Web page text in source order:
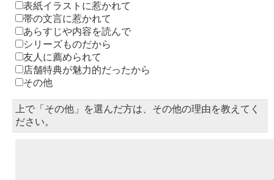
表紙イラストに惹かれて
帯の文言に惹かれて
あらすじや内容を読んで
シリーズものだから
友人に薦められて
店舗特典が魅力的だったから
その他
上で「その他」を選んだ方は、その他の理由を教えてく
ださい。